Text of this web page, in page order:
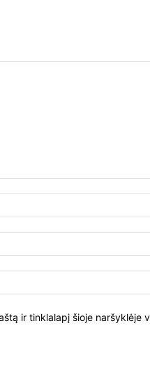
ir tinklalapį šioje naršyklėje